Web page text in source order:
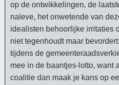
op de ontwikkelingen, de
naïeve, het onwetende van
idealisten behoorlijke irritaties
niet tegenhoudt maar
tijdens de
mee in de baantjes-lotto, want
coalitie dan maak je kans op